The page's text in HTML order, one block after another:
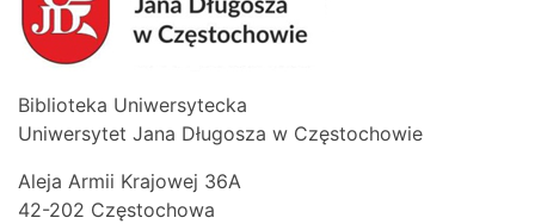
Biblioteka Uniwersytecka
Uniwersytet Jana Długosza w Częstochowie
Aleja Armii Krajowej 36A
42-202 Częstochowa